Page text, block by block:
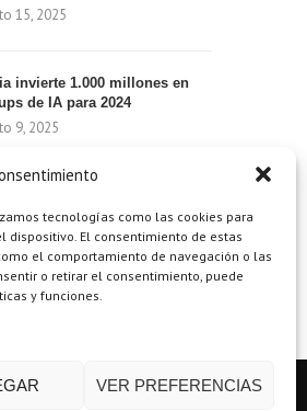
tecnologías como las cookies para
El consentimiento de estas
el comportamiento de navegación o las
o retirar el consentimiento, puede
y funciones.
VER PREFERENCIAS
15, 2025
invierte 1.000 millones en
de IA para 2024
9, 2025
el Método de Tres Sillas de
Disney Puede Transformar Tu
9, 2025